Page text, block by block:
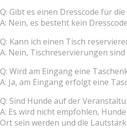
Q: Gibt es einen Dresscode für
A: Nein, es besteht kein
Q: Kann ich einen Tisch
A: Nein, Tischreservierungen
Q: Wird am Eingang eine
A: Ja, am Eingang erfolgt eine
Q: Sind Hunde auf der
A: Es wird nicht empfohlen,
Ort sein werden und die